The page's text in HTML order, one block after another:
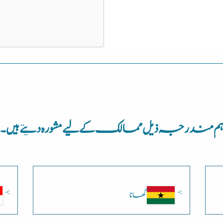
ہم مندرجہ ذیل ممالک کے لیے مشورہ دیتے ہیں۔
گھانا